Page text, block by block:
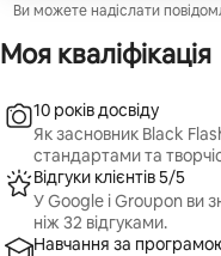
Ви можете надіслати
Моя кваліфікація
10 років досвіду
Як засновник Black
стандартами та
Відгуки клієнтів 5/5
У Google і Groupon ви
ніж 32 відгуками.
Навчання за програмою